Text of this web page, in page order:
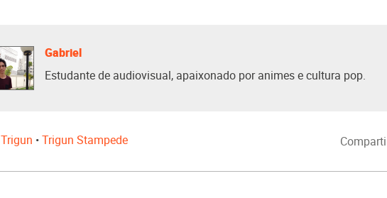
Gabriel
Estudante de audiovisual, apaixonado por animes e cultura pop.
Trigun •Trigun Stampede